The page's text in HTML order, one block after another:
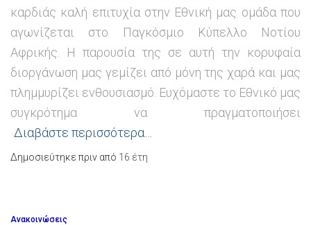
καρδιάς καλή επιτυχία στην Εθνική μας ομάδα που
αγωνίζεται στο Παγκόσμιο Κύπελλο Νοτίου
Αφρικής. Η παρουσία της σε αυτή την κορυφαία
διοργάνωση μας γεμίζει από μόνη της χαρά και μας
πλημμυρίζει ενθουσιασμό. Ευχόμαστε το Εθνικό μας
συγκρότημα να πραγματοποιήσει
Διαβάστε περισσότερα…
Δημοσιεύτηκε πριν από 16 έτη
Ανακοινώσεις